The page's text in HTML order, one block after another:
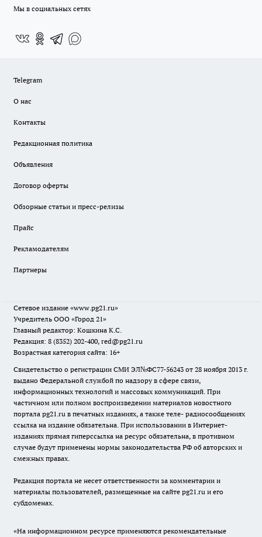
Мы в социальных сетях
Telegram
О нас
Контакты
Редакционная политика
Объявления
Договор оферты
Обзорные статьи и пресс-релизы
Прайс
Рекламодателям
Партнеры
Сетевое издание «www.pg21.ru»
Учредитель ООО «Город 21»
Главный редактор: Кошкина К.С.
Редакция: 8 (8352) 202-400, red@pg21.ru
Возрастная категория сайта: 16+
Свидетельство о регистрации СМИ ЭЛ№ФС77-56243 от 28 ноября 2013 г.
выдано Федеральной службой по надзору в сфере связи,
информационных технологий и массовых коммуникаций. При
частичном или полном воспроизведении материалов новостного
портала pg21.ru в печатных изданиях, а также теле- радиосообщениях
ссылка на издание обязательна. При использовании в Интернет-
изданиях прямая гиперссылка на ресурс обязательна, в противном
случае будут применены нормы законодательства РФ об авторских и
смежных правах.
Редакция портала не несет ответственности за комментарии и
материалы пользователей, размещенные на сайте pg21.ru и его
субдоменах.
«На информационном ресурсе применяются рекомендательные